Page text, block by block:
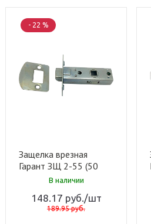
- 22 %
Защелка врезная
Гарант ЗЩ 2-55 (50
В наличии
148.17 руб. /шт
189.95руб.